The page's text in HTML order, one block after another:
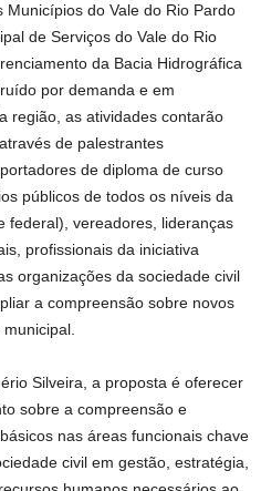
Municípios do Vale do Rio Pardo
de Serviços do Vale do Rio
da Bacia Hidrográfica
por demanda e em
região, as atividades contarão
de palestrantes
de diploma de curso
públicos de todos os níveis da
federal), vereadores, lideranças
profissionais da iniciativa
organizações da sociedade civil
a compreensão sobre novos
Silveira, a proposta é oferecer
sobre a compreensão e
nas áreas funcionais chave
civil em gestão, estratégia,